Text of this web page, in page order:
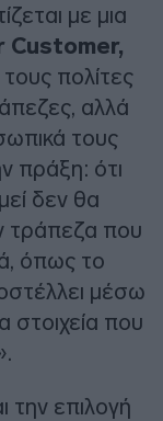
με μια
Customer,
πολίτες
αλλά
τους
πράξη: ότι
δεν θα
τράπεζα που
όπως το
μέσω
στοιχεία που
την επιλογή